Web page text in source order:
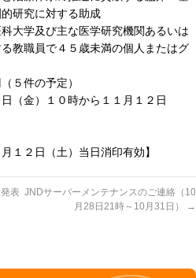
研究に対する助成
大学及び主な医学研究機関あるいは
教職員で４５歳未満の個人またはグ
５件の予定）
（金）１０時から１１月１２日
１２日（土）当日消印有効】
表 JNDサーバーメンテナンスのご連絡（10
月28日21時～10月31日）
→